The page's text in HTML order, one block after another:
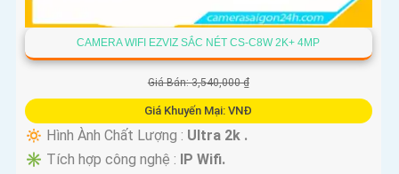
CAMERA WIFI EZVIZ SẮC NÉT CS-C8W 2K+ 4MP
Giá Bán: 3,540,000 ₫
Giá Khuyến Mại: VNĐ
🔅 Hình Ành Chất Lượng : Ultra 2k .
✳️ Tích hợp công nghệ :
IP Wifi.